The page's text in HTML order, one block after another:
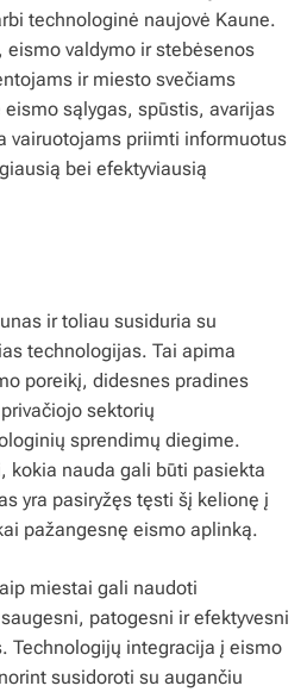
technologinė naujovė Kaune.
eismo valdymo ir stebėsenos
ir miesto svečiams
sąlygas, spūstis, avarijas
vairuotojams priimti informuotus
bei efektyviausią
ir toliau susiduria su
technologijas. Tai apima
poreikį, didesnes pradines
sektorių
sprendimų diegime.
kokia nauda gali būti pasiekta
yra pasiryžęs tęsti šį kelionę į
pažangesnę eismo aplinką.
miestai gali naudoti
patogesni ir efektyvesni
Technologijų integracija į eismo
susidoroti su augančiu